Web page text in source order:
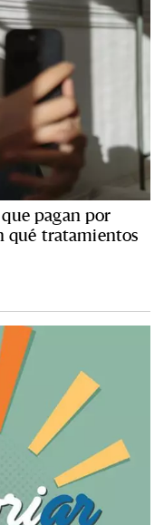
pagan por
qué tratamientos